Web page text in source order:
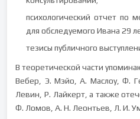
психологический отчет по
для обследуемого Ивана 29
тезисы публичного
В теоретической части
Вебер, Э. Мэйо, А. Маслоу, Ф.
Левин, Р. Лайкерт, а также
Ф. Ломов, А. Н. Леонтьев, Л. И.